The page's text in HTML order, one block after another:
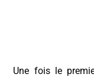
Une fois le